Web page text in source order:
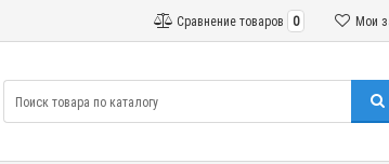
Мои
Сравнение товаров 0